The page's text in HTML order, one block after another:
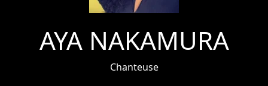
AYA NAKAMURA
Chanteuse